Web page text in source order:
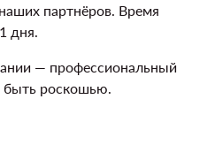
партнёров. Время
дня.
— профессиональный
быть роскошью.